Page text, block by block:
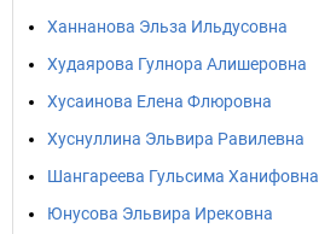
Ханнанова Эльза Ильдусовна
Худаярова Гулнора Алишеровна
Хусаинова Елена Флюровна
Хуснуллина Эльвира Равилевна
Шангареева Гульсима Ханифовна
Юнусова Эльвира Ирековна